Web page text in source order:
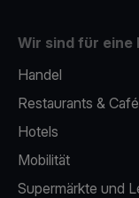
Wir sind für eine
Handel
Restaurants &
Hotels
Mobilität
Supermärkte und